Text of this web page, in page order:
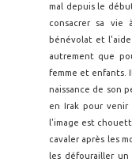
mal depuis le
consacrer sa vie
bénévolat et
autrement que
femme et enfants.
naissance de son
en Irak pour venir
l'image est
cavaler après les
les défourailler